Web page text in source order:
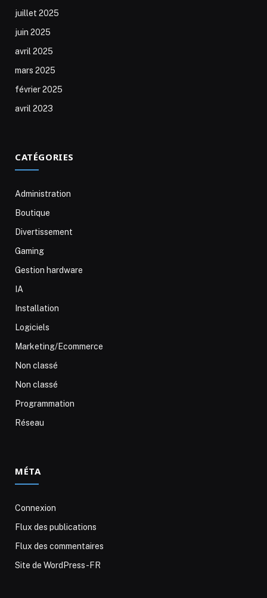
juillet 2025
juin 2025
avril 2025
mars 2025
février 2025
avril 2023
CATÉGORIES
Administration
Boutique
Divertissement
Gaming
Gestion hardware
IA
Installation
Logiciels
Marketing/Ecommerce
Non classé
Non classé
Programmation
Réseau
MÉTA
Connexion
Flux des publications
Flux des commentaires
Site de WordPress-FR